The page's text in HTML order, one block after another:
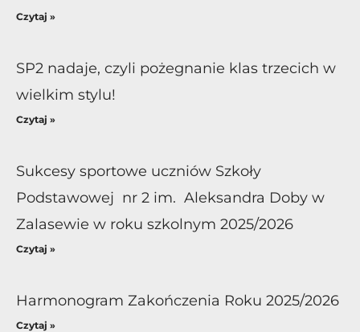
Czytaj »
SP2 nadaje, czyli pożegnanie klas trzecich w
wielkim stylu!
Czytaj »
Sukcesy sportowe uczniów Szkoły
Podstawowej nr 2 im. Aleksandra Doby w
Zalasewie w roku szkolnym 2025/2026
Czytaj »
Harmonogram Zakończenia Roku 2025/2026
Czytaj »